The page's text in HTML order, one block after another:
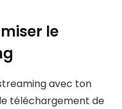
le
avec ton
téléchargement de